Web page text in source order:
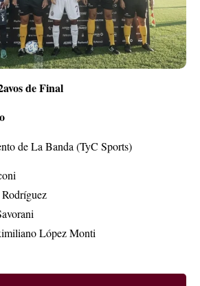
de Final
de La Banda (TyC Sports)
López Monti